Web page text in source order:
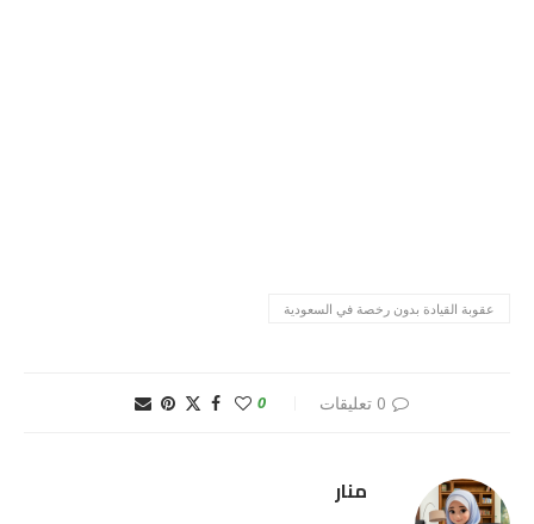
عقوبة القيادة بدون رخصة في السعودية
0 تعليقات 0
منار